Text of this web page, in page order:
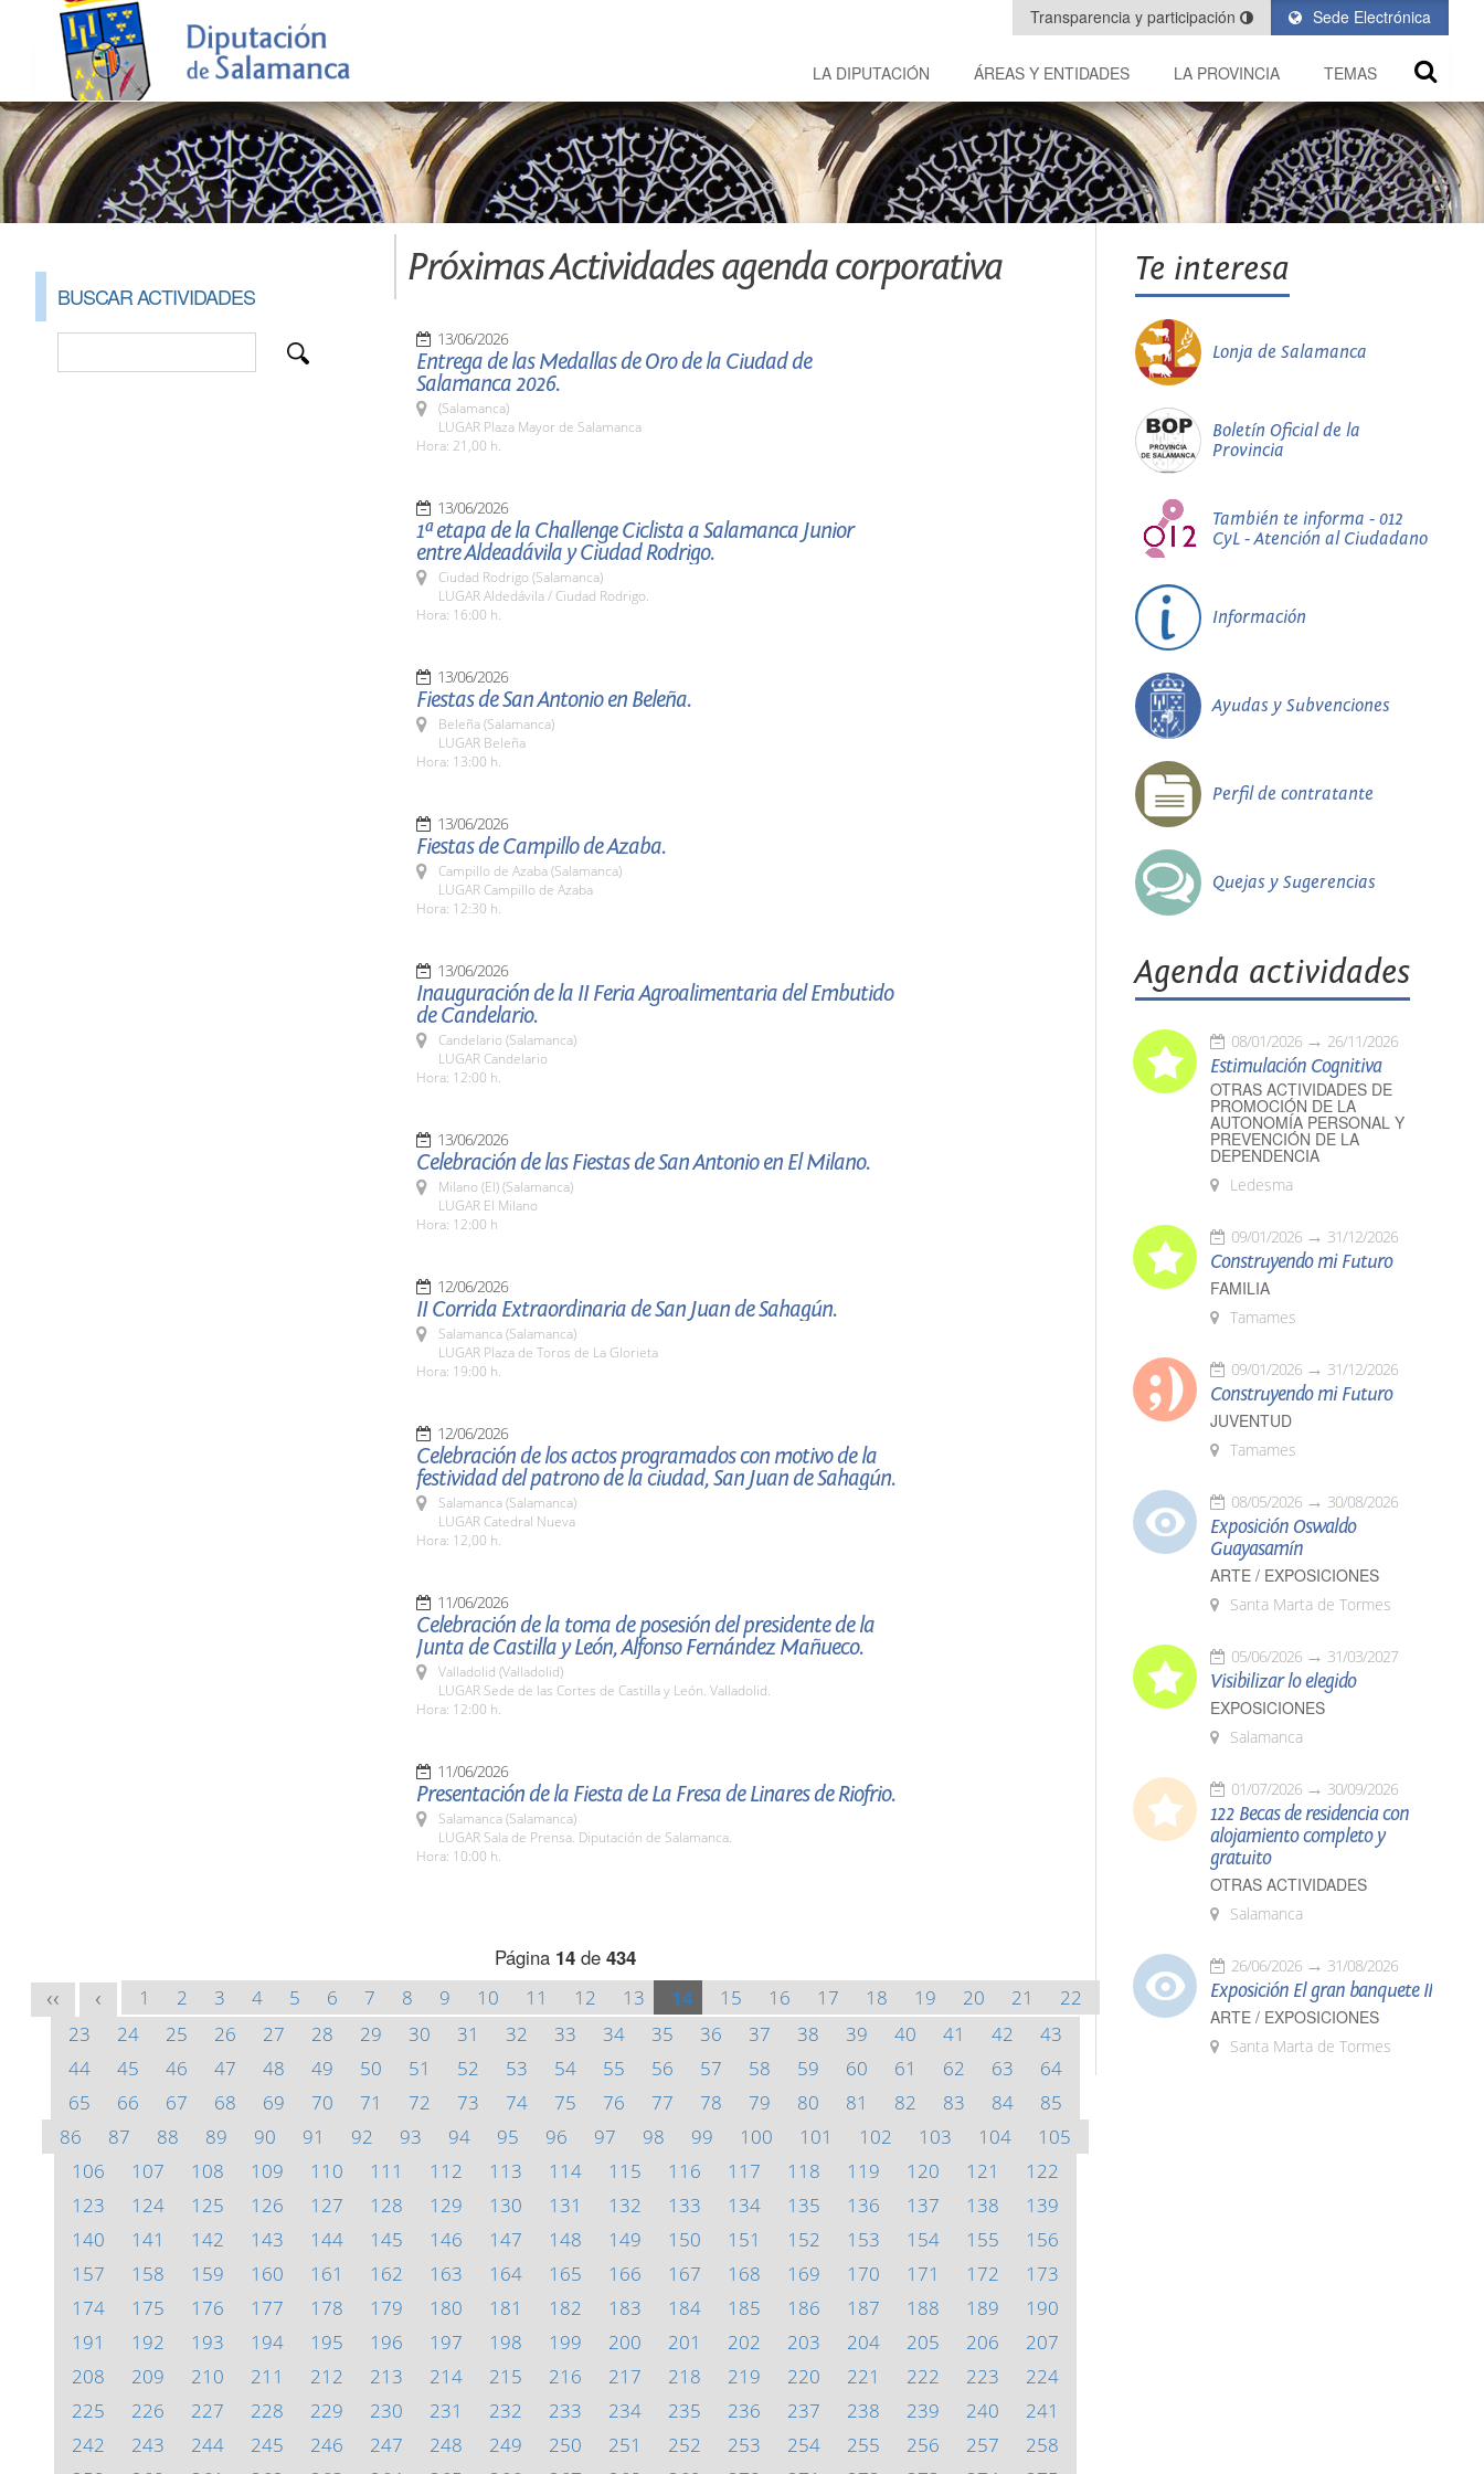
Sede Electrónica
Transparencia y participación
LA DIPUTACIÓN ÁREAS Y ENTIDADES LA PROVINCIA TEMAS
BUSCAR ACTIVIDADES
Próximas Actividades agenda corporativa
13/06/2026
Entrega de las Medallas de Oro de la Ciudad de
Salamanca 2026.
(Salamanca)
LUGAR Plaza Mayor de Salamanca
Hora: 21,00 h.
13/06/2026
1ª etapa de la Challenge Ciclista a Salamanca Junior
entre Aldeadávila y Ciudad Rodrigo.
Ciudad Rodrigo (Salamanca)
LUGAR Aldedávila / Ciudad Rodrigo.
Hora: 16:00 h.
13/06/2026
Fiestas de San Antonio en Beleña.
Beleña (Salamanca)
LUGAR Beleña
Hora: 13:00 h.
13/06/2026
Fiestas de Campillo de Azaba.
Campillo de Azaba (Salamanca)
LUGAR Campillo de Azaba
Hora: 12:30 h.
13/06/2026
Inauguración de la II Feria Agroalimentaria del Embutido
de Candelario.
Candelario (Salamanca)
LUGAR Candelario
Hora: 12:00 h.
13/06/2026
Celebración de las Fiestas de San Antonio en El Milano.
Milano (El) (Salamanca)
LUGAR El Milano
Hora: 12:00 h
12/06/2026
II Corrida Extraordinaria de San Juan de Sahagún.
Salamanca (Salamanca)
LUGAR Plaza de Toros de La Glorieta
Hora: 19:00 h.
12/06/2026
Celebración de los actos programados con motivo de la
festividad del patrono de la ciudad, San Juan de Sahagún.
Salamanca (Salamanca)
LUGAR Catedral Nueva
Hora: 12,00 h.
11/06/2026
Celebración de la toma de posesión del presidente de la
Junta de Castilla y León, Alfonso Fernández Mañueco.
Valladolid (Valladolid)
LUGAR Sede de las Cortes de Castilla y León. Valladolid.
Hora: 12:00 h.
11/06/2026
Presentación de la Fiesta de La Fresa de Linares de Riofrio.
Salamanca (Salamanca)
LUGAR Sala de Prensa. Diputación de Salamanca.
Hora: 10:00 h.
Página 14 de 434
<< < 1 2 3 4 5 6 7 8 9 10 11 12 13 14 15 16 17 18 19 20 21
22
23
24 25 26 27 28 29 30 31 32 33 34 35 36 37 38 39 40 41 42
43
44
45 46 47 48 49 50 51 52 53 54 55 56 57 58 59 60 61 62 63
64
65
66 67 68 69 70 71 72 73 74 75 76 77 78 79 80 81 82 83 84
85
86
87 88 89 90 91 92 93 94 95 96 97 98 99 100 101 102 103 104
105
106
107 108 109 110 111 112 113 114 115 116 117 118 119 120 121
122
123
124 125 126 127 128 129 130 131 132 133 134 135 136 137 138
139
140
141 142 143 144 145 146 147 148 149 150 151 152 153 154 155
156
157
158 159 160 161 162 163 164 165 166 167 168 169 170 171 172
173
174
175 176 177 178 179 180 181 182 183 184 185 186 187 188 189
190
191
192 193 194 195 196 197 198 199 200 201 202 203 204 205 206
207
208
209 210 211 212 213 214 215 216 217 218 219 220 221 222 223
224
225
226 227 228 229 230 231 232 233 234 235 236 237 238 239 240
241
242
243 244 245 246 247 248 249 250 251 252 253 254 255 256 257
258
Te interesa
Lonja de Salamanca
Boletín Oficial de la
Provincia
También te informa - 012
CyL - Atención al Ciudadano
Información
Ayudas y Subvenciones
Perfil de contratante
Quejas y Sugerencias
Agenda actividades
08/01/2026 26/11/2026
Estimulación Cognitiva
OTRAS ACTIVIDADES DE
PROMOCIÓN DE LA
AUTONOMÍA PERSONAL Y
PREVENCIÓN DE LA
DEPENDENCIA
Ledesma
09/01/2026 31/12/2026
Construyendo mi Futuro
FAMILIA
Tamames
09/01/2026 31/12/2026
Construyendo mi Futuro
JUVENTUD
Tamames
08/05/2026 30/08/2026
Exposición Oswaldo
Guayasamín
ARTE / EXPOSICIONES
Santa Marta de Tormes
05/06/2026 31/03/2027
Visibilizar lo elegido
EXPOSICIONES
Salamanca
01/07/2026 30/09/2026
122 Becas de residencia con
alojamiento completo y
gratuito
OTRAS ACTIVIDADES
Salamanca
26/06/2026 31/08/2026
Exposición El gran banquete II
ARTE / EXPOSICIONES
Santa Marta de Tormes